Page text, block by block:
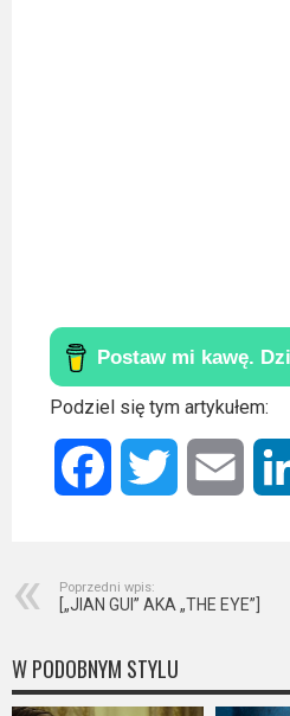
Apple
TV
+
Disney+
Netflix
Sky
Showtime
Podziel się tym artykułem:
Facebook Twitter Email
Poprzedni wpis:
[„JIAN GUI” AKA „THE EYE”]
W PODOBNYM STYLU